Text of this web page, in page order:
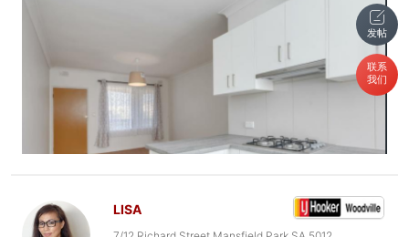
发帖
联系
我们
LISA